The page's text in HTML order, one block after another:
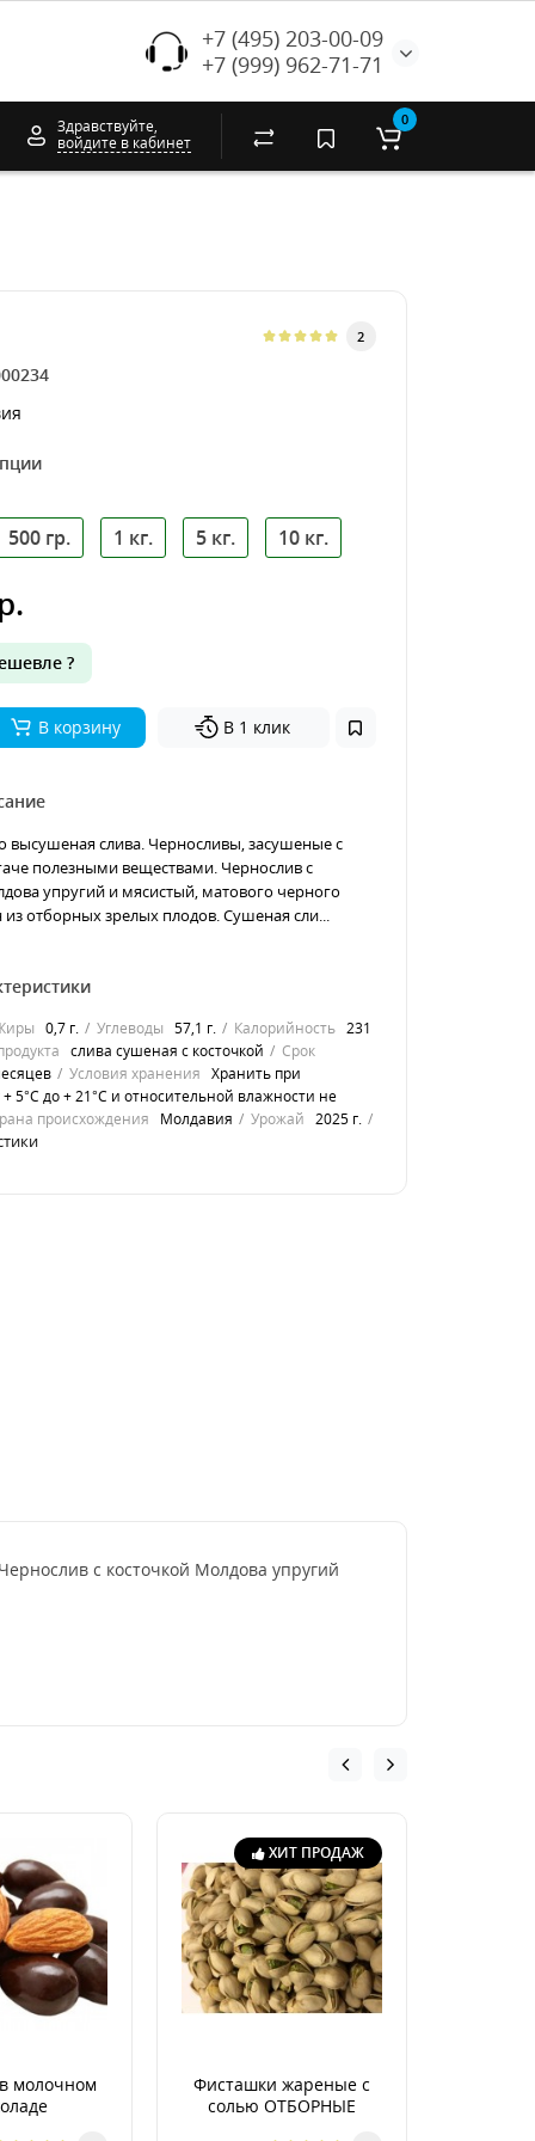
+7 (495) 203-00-09
+7 (999) 962-71-71
Здравствуйте,
войдите в кабинет
0
2
500 гр. 1 кг. 5 кг. 10 кг.
?
В корзину В 1 клик
высушеная слива. Черносливы, засушеные с
полезными веществами. Чернослив с
упругий и мясистый, матового черного
из отборных зрелых плодов. Сушеная сли...
0,7 г. Углеводы 57,1 г. Калорийность 231
слива сушеная с косточкой
Срок
Условия хранения Хранить при
5°С до + 21°С и относительной влажности не
происхождения Молдавия Урожай 2025 г.
с косточкой Молдова упругий
молочном
ХИТ ПРОДАЖ
Фисташки жареные с
солью ОТБОРНЫЕ